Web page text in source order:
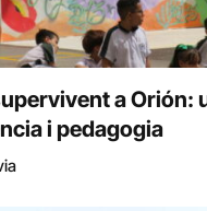
a Orión:
i pedagogia